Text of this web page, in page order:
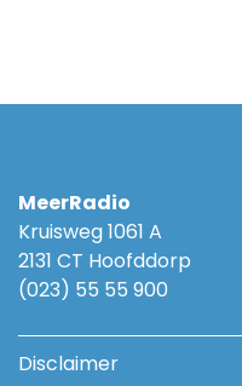
MeerRadio
Kruisweg 1061 A
2131 CT Hoofddorp
(023) 55 55 900
Disclaimer